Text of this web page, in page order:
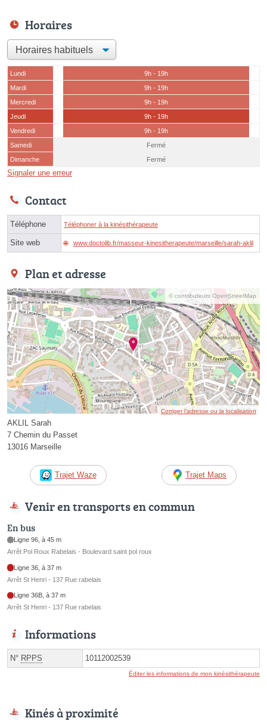
Horaires
Lundi
9h - 19h
Mardi
9h - 19h
Mercredi
9h - 19h
Jeudi
9h - 19h
Vendredi
9h - 19h
Samedi
Fermé
Dimanche
Fermé
Signaler une erreur
Contact
Téléphone Téléphoner à la kinésithérapeute
Site web www.doctolib.fr/masseur-kinesitherapeute/marseille/sarah-aklil
Plan et adresse
© contributeurs OpenStreetMap
Corriger l’adresse ou la localisation
AKLIL Sarah
7 Chemin du Passet
13016 Marseille
Trajet Waze Trajet Maps
Venir en transports en commun
En bus
Ligne 96, à 45 m
Arrêt Pol Roux Rabelais - Boulevard saint pol roux
Ligne 36, à 37 m
Arrêt St Henri - 137 Rue rabelais
Ligne 36B, à 37 m
Arrêt St Henri - 137 Rue rabelais
Informations
N° RPPS 10112002539
Éditer les informations de mon kinésithérapeute
Kinés à proximité